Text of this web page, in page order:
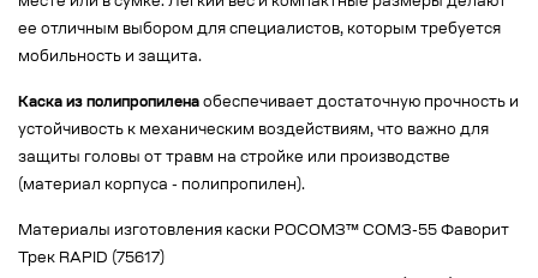
ее отличным выбором для специалистов, которым требуется
мобильность и защита.
Каска из полипропилена обеспечивает достаточную прочность и
устойчивость к механическим воздействиям, что важно для
защиты головы от травм на стройке или производстве
(материал корпуса - полипропилен).
Материалы изготовления каски РОСОМЗ™ СОМЗ-55 Фаворит
Трек RAPID (75617)